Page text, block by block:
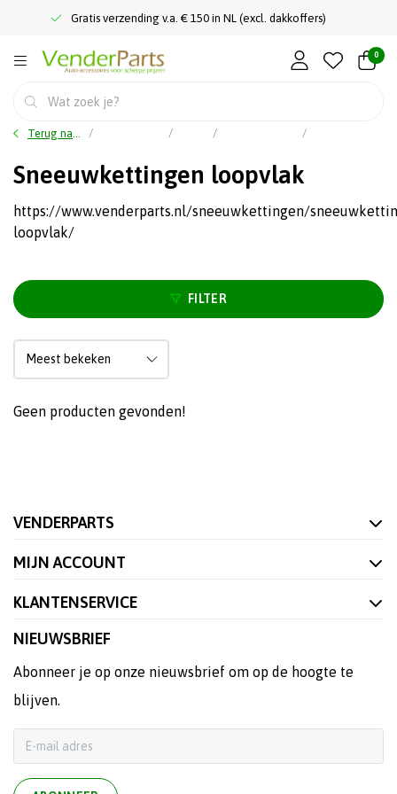
Gratis verzending v.a. € 150 in NL (excl. dakkoffers)
0
Terug naar home
Sneeuwkettingen loopvlak
https://www.venderparts.nl/sneeuwkettingen/
loopvlak/
FILTER
Geen producten gevonden!
VENDERPARTS
MIJN ACCOUNT
KLANTENSERVICE
NIEUWSBRIEF
Abonneer je op onze nieuwsbrief om op de hoogte te
blijven.